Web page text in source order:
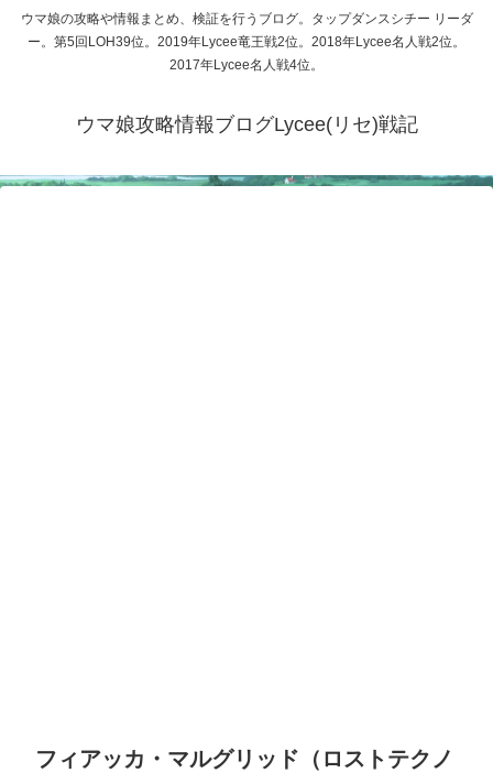
ウマ娘の攻略や情報まとめ、検証を行うブログ。タップダンスシチー リーダ
ー。第5回LOH39位。2019年Lycee竜王戦2位。2018年Lycee名人戦2位。
2017年Lycee名人戦4位。
ウマ娘攻略情報ブログLycee(リセ)戦記
フィアッカ・マルグリッド（ロストテクノ